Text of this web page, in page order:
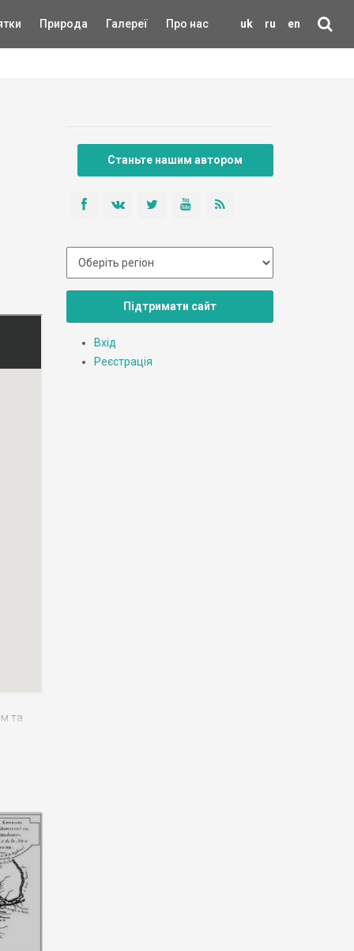
uk ru en
Природа Галереї Про нас
та
Станьте нашим автором
Підтримати сайт
Вхід
Реєстрація